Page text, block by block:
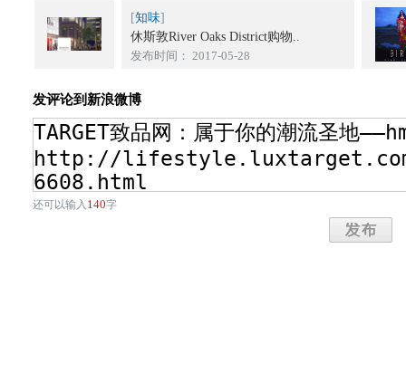
[知味]
休斯敦River Oaks District购物..
发布时间： 2017-05-28
发评论到新浪微博
还可以输入 140字